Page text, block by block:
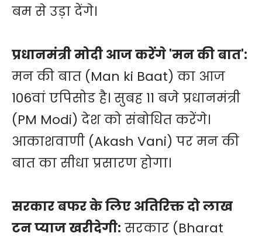
बम से उड़ा देंगे।
प्रधानमंत्री मोदी आज करेंगे 'मन की बात':
मन की बात (Man ki Baat) का आज
106वां एपिसोड है। सुबह 11 बजे प्रधानमंत्री
(PM Modi) देश को संबोधित करेंगे।
आकाशवाणी (Akash Vani) पर मन की
बात का सीधा प्रसारण होगा।
सरकार बफर के लिए अतिरिक्त दो लाख
टन प्याज खरीदेगी: सरकार (Bharat